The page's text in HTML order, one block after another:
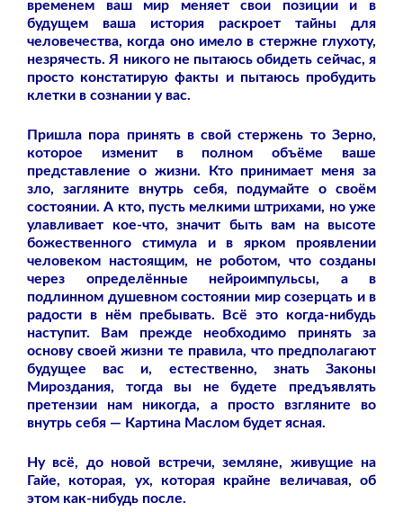
временем ваш мир меняет свои позиции и в
будущем ваша история раскроет тайны для
человечества, когда оно имело в стержне глухоту,
незрячесть. Я никого не пытаюсь обидеть сейчас, я
просто констатирую факты и пытаюсь пробудить
клетки в сознании у вас.
Пришла пора принять в свой стержень то Зерно,
которое изменит в полном объёме ваше
представление о жизни. Кто принимает меня за
зло, загляните внутрь себя, подумайте о своём
состоянии. А кто, пусть мелкими штрихами, но уже
улавливает кое-что, значит быть вам на высоте
божественного стимула и в ярком проявлении
человеком настоящим, не роботом, что созданы
через определённые нейроимпульсы, а в
подлинном душевном состоянии мир созерцать и в
радости в нём пребывать. Всё это когда-нибудь
наступит. Вам прежде необходимо принять за
основу своей жизни те правила, что предполагают
будущее вас и, естественно, знать Законы
Мироздания, тогда вы не будете предъявлять
претензии нам никогда, а просто взгляните во
внутрь себя — Картина Маслом будет ясная.
Ну всё, до новой встречи, земляне, живущие на
Гайе, которая, ух, которая крайне величавая, об
этом как-нибудь после.